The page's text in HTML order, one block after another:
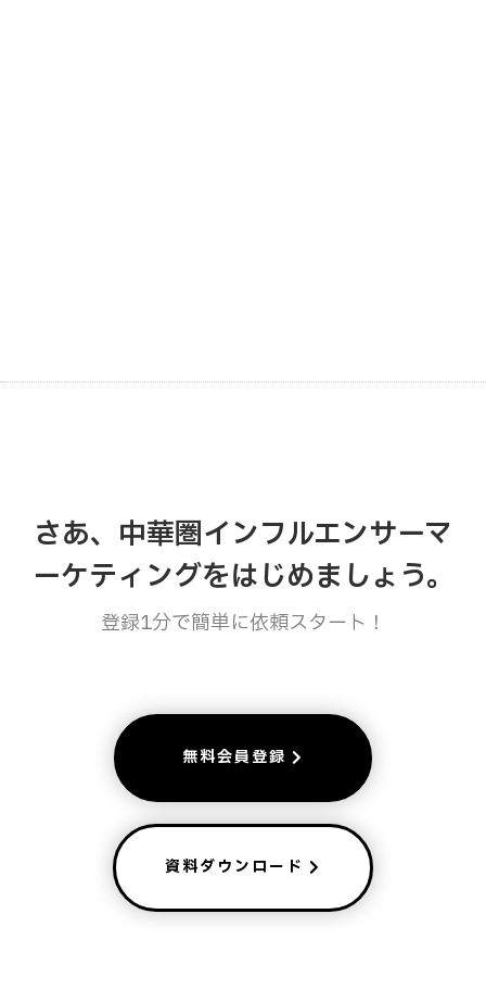
さあ、中華圏インフルエンサーマ
ーケティングをはじめましょう。
登録1分で簡単に依頼スタート！
無料会員登録
資料ダウンロード